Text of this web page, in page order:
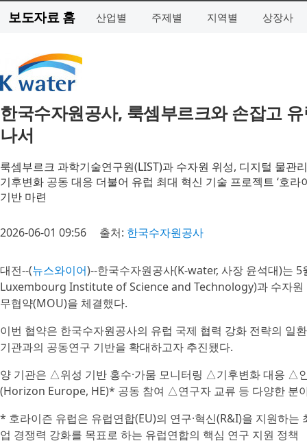
보도자료 홈 산업별 주제별 지역별 상장사
한국수자원공사, 룩셈부르크와 손잡고
나서
룩셈부르크 과학기술연구원(LIST)과 수자원 위성, 디지털 물관
기후변화 공동 대응 더불어 유럽 최대 혁신 기술 프로젝트 ‘호
기반 마련
2026-06-01 09:56 출처: 한국수자원공사
대전--(뉴스와이어)--한국수자원공사(K-water, 사장 윤석대)는
Luxembourg Institute of Science and Technology)과 수자원
무협약(MOU)을 체결했다.
이번 협약은 한국수자원공사의 유럽 국제 협력 강화 전략의 일
기관과의 공동연구 기반을 확대하고자 추진됐다.
양 기관은 △위성 기반 홍수·가뭄 모니터링 △기후변화 대응 △
(Horizon Europe, HE)* 공동 참여 △연구자 교류 등 다양한 분
* 호라이즌 유럽은 유럽연합(EU)의 연구·혁신(R&I)을 지원하
업 경쟁력 강화를 목표로 하는 유럽연합의 핵심 연구 지원 정책